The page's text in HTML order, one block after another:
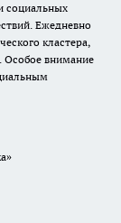
социальных
Ежедневно
кластера,
Особое внимание